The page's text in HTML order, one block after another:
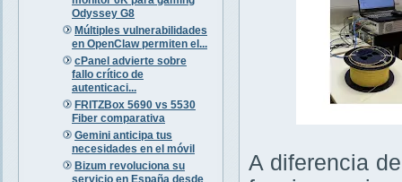
Odyssey G8
Múltiples vulnerabilidades
en OpenClaw permiten el...
cPanel advierte sobre
fallo crítico de
autenticaci...
FRITZBox 5690 vs 5530
Fiber comparativa
Gemini anticipa tus
necesidades en el móvil
Bizum revoluciona su
servicio en España desde
A diferencia